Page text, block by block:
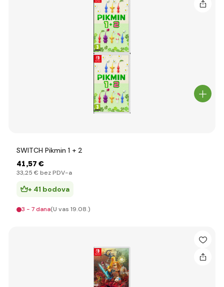
SWITCH Pikmin 1 + 2
41,57 €
33,25 € bez PDV-a
+ 41 bodova
3 - 7 dana(U vas 19.08.)